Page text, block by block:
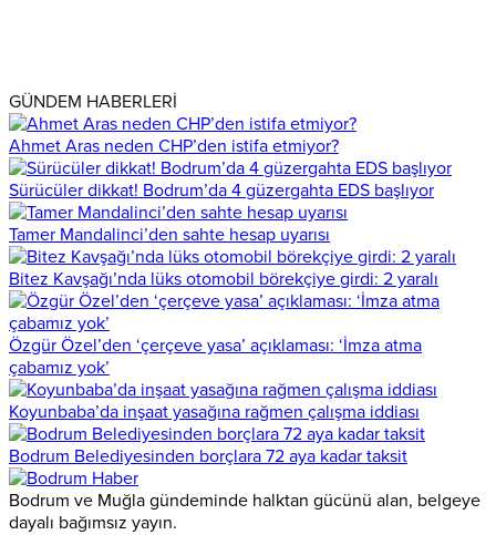
GÜNDEM HABERLERİ
Ahmet Aras neden CHP’den istifa etmiyor?
Sürücüler dikkat! Bodrum’da 4 güzergahta EDS başlıyor
Tamer Mandalinci’den sahte hesap uyarısı
Bitez Kavşağı’nda lüks otomobil börekçiye girdi: 2 yaralı
Özgür Özel’den ‘çerçeve yasa’ açıklaması: ‘İmza atma
çabamız yok’
Koyunbaba’da inşaat yasağına rağmen çalışma iddiası
Bodrum Belediyesinden borçlara 72 aya kadar taksit
Bodrum ve Muğla gündeminde halktan gücünü alan, belgeye
dayalı bağımsız yayın.